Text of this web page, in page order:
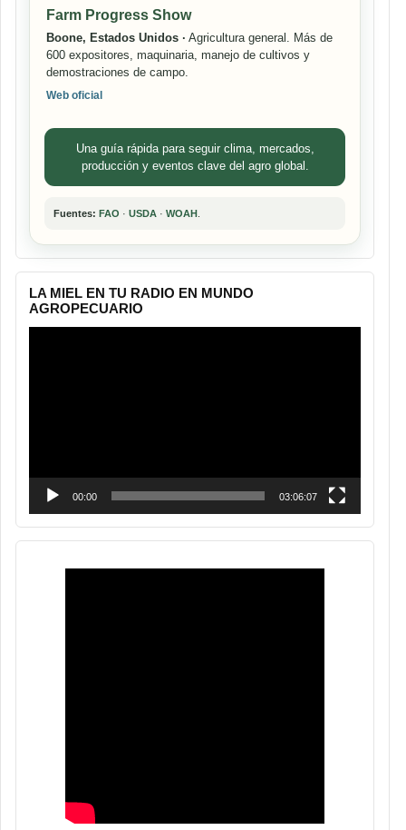
Farm Progress Show
Boone, Estados Unidos · Agricultura general. Más de
600 expositores, maquinaria, manejo de cultivos y
demostraciones de campo.
Web oficial
Una guía rápida para seguir clima, mercados,
producción y eventos clave del agro global.
Fuentes: FAO · USDA · WOAH
LA MIEL EN TU RADIO EN MUNDO
AGROPECUARIO
00:00 03:06:07